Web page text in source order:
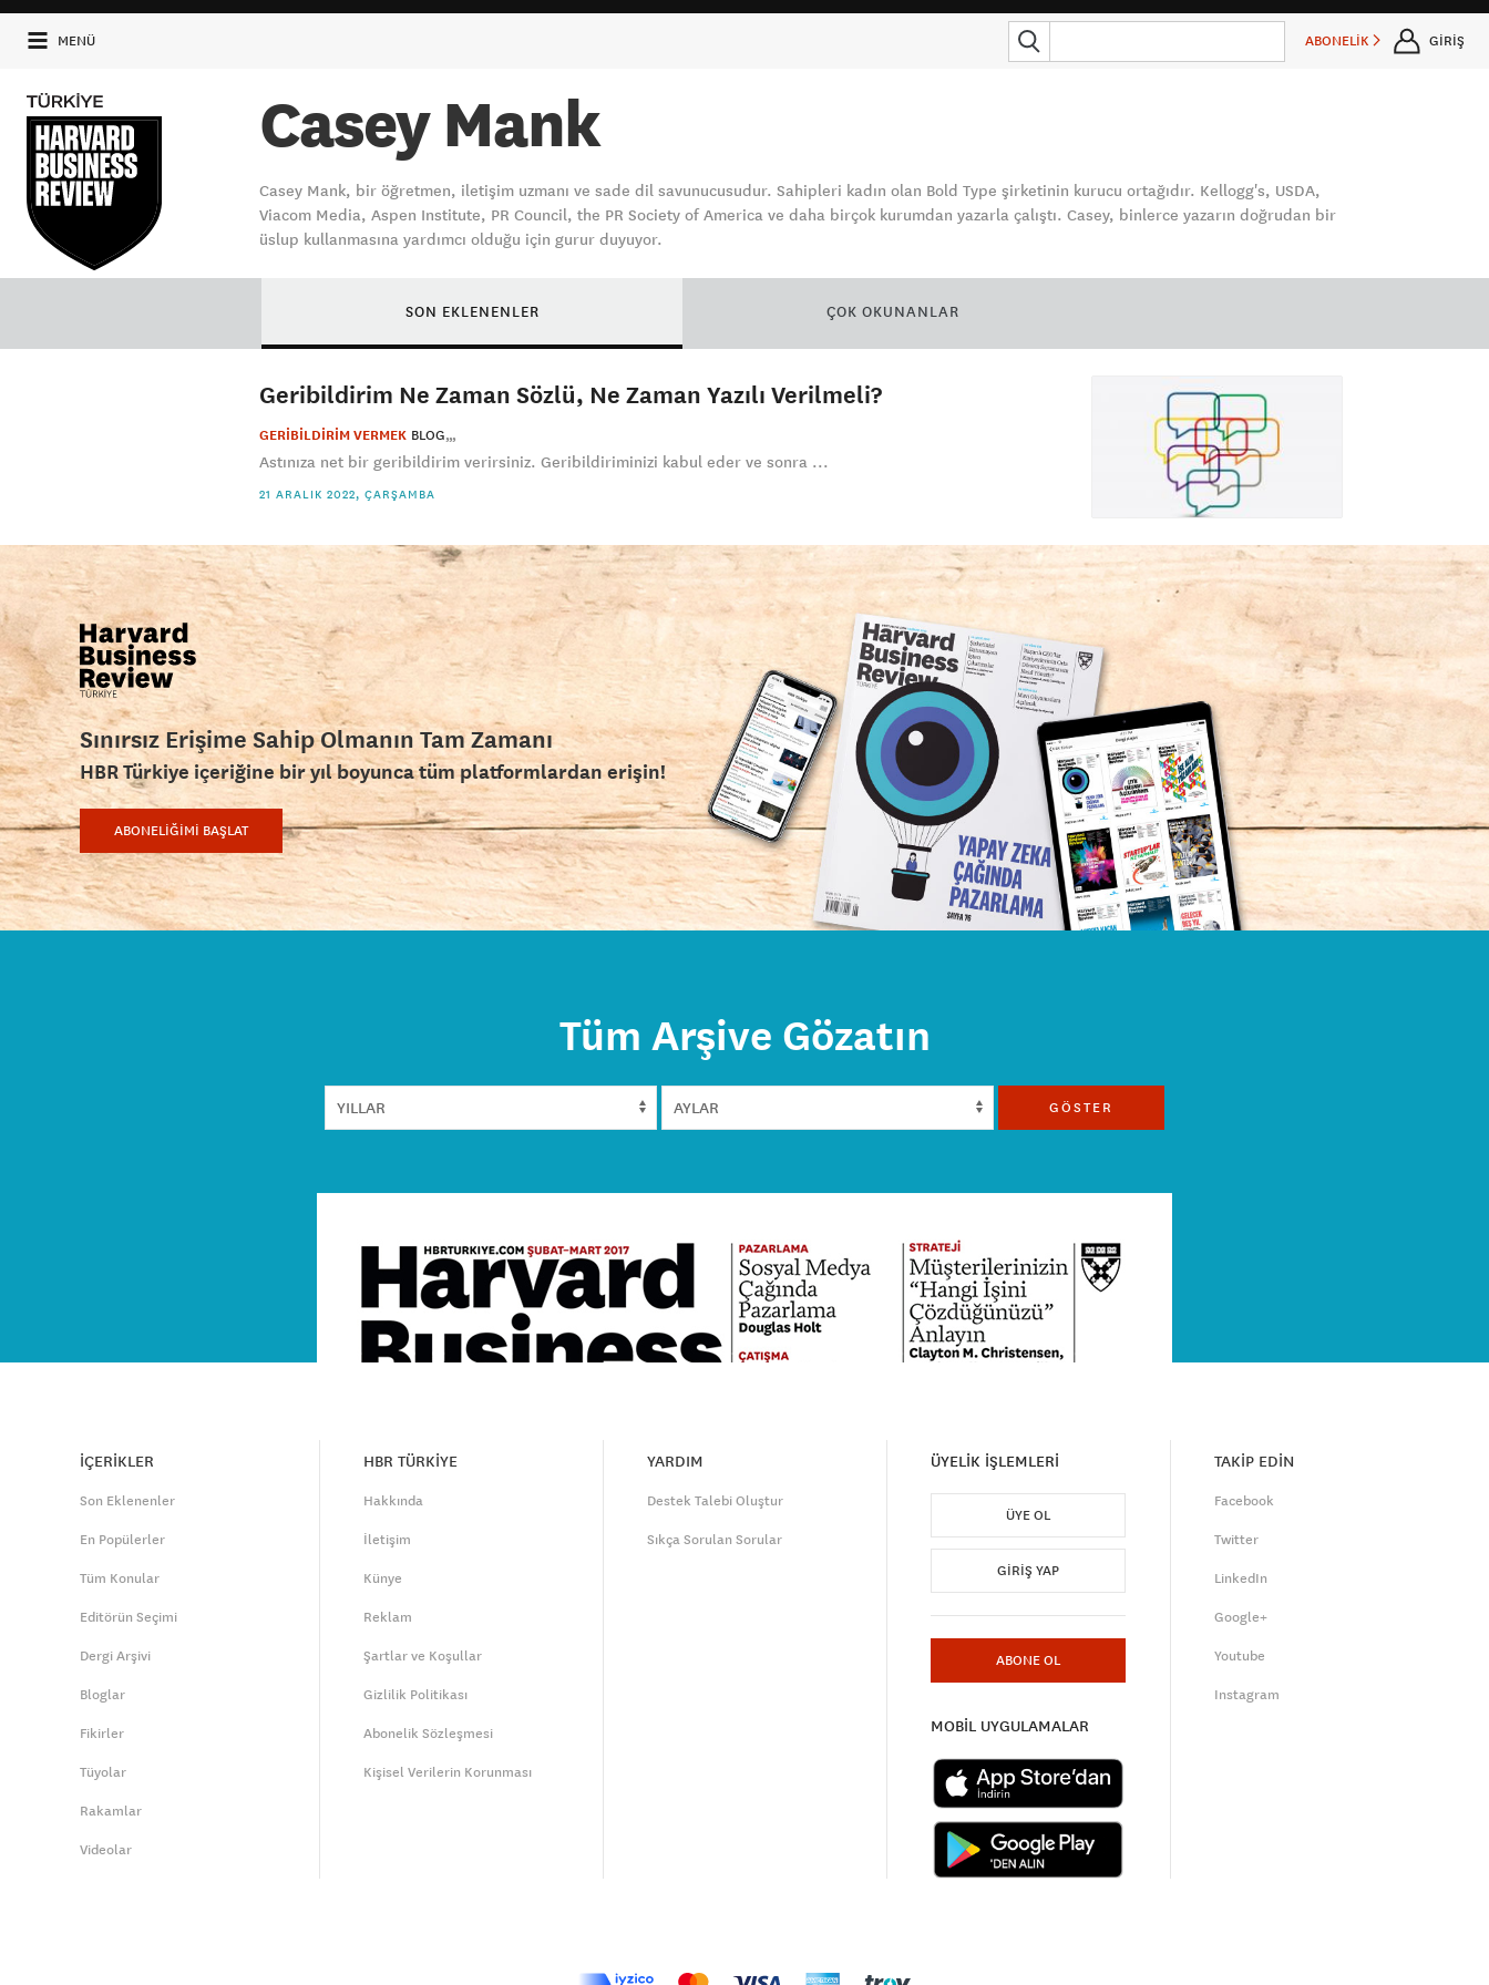
MENÜ ABONELİK GİRİŞ
Casey Mank
Casey Mank, bir öğretmen, iletişim uzmanı ve sade dil savunucusudur. Sahipleri kadın olan Bold Type şirketinin kurucu ortağıdır. Kellogg's, USDA,
Viacom Media, Aspen Institute, PR Council, the PR Society of America ve daha birçok kurumdan yazarla çalıştı. Casey, binlerce yazarın doğrudan bir
üslup kullanmasına yardımcı olduğu için gurur duyuyor.
SON EKLENENLER ÇOK OKUNANLAR
Geribildirim Ne Zaman Sözlü, Ne Zaman Yazılı Verilmeli?
GERİBİLDİRİM VERMEK BLOG
Astınıza net bir geribildirim verirsiniz. Geribildiriminizi kabul eder ve sonra ...
21 ARALIK 2022, ÇARŞAMBA
Sınırsız Erişime Sahip Olmanın Tam Zamanı
HBR Türkiye içeriğine bir yıl boyunca tüm platformlardan erişin!
ABONELİĞİMİ BAŞLAT
Tüm Arşive Gözatın
GÖSTER
İÇERİKLER
Son Eklenenler
En Popülerler
Tüm Konular
Editörün Seçimi
Dergi Arşivi
Bloglar
Fikirler
Tüyolar
Rakamlar
Videolar
HBR TÜRKİYE
Hakkında
İletişim
Künye
Reklam
Şartlar ve Koşullar
Gizlilik Politikası
Abonelik Sözleşmesi
Kişisel Verilerin Korunması
YARDIM
Destek Talebi Oluştur
Sıkça Sorulan Sorular
ÜYELİK İŞLEMLERİ
ÜYE OL
GIRIŞ YAP
ABONE OL
MOBİL UYGULAMALAR
TAKİP EDİN
Facebook
Twitter
LinkedIn
Google+
Youtube
Instagram